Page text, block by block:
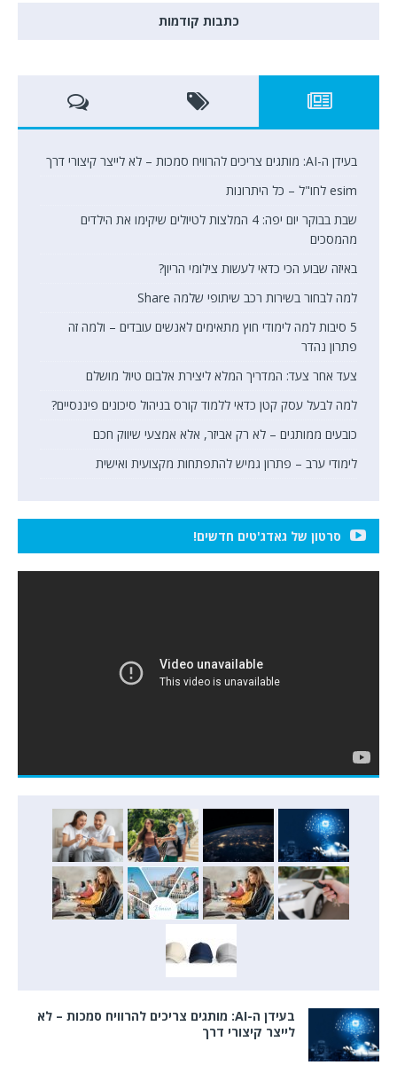
כתבות קודמות
בעידן ה-AI: מותגים צריכים להרוויח סמכות – לא לייצר קיצורי דרך
esim לחו"ל – כל היתרונות
שבת בבוקר יום יפה: 4 המלצות לטיולים שיקימו את הילדים
מהמסכים
באיזה שבוע הכי כדאי לעשות צילומי הריון?
למה לבחור בשירות רכב שיתופי שלמה Share
5 סיבות למה לימודי חוץ מתאימים לאנשים עובדים – ולמה זה
פתרון נהדר
צעד אחר צעד: המדריך המלא ליצירת אלבום טיול מושלם
למה לבעל עסק קטן כדאי ללמוד קורס בניהול סיכונים פיננסיים?
כובעים ממותגים – לא רק אביזר, אלא אמצעי שיווק חכם
לימודי ערב – פתרון גמיש להתפתחות מקצועית ואישית
סרטון של גאדג'טים חדשים!
בעידן ה-AI: מותגים צריכים להרוויח סמכות – לא
לייצר קיצורי דרך